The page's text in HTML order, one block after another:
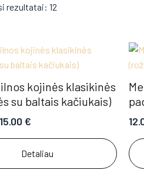
rezultatai: 12
kojinės klasikinės
su baltais kačiukais)
15.00€
Detaliau